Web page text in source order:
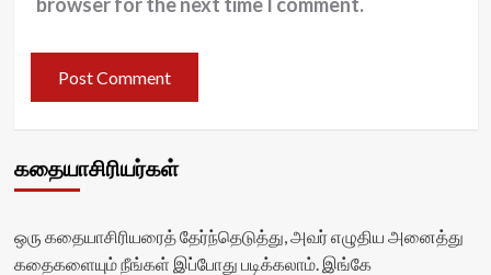
கதையாசிரியர்கள்
ஒரு கதையாசிரியரைத் தேர்ந்தெடுத்து, அவர் எழுதிய அனைத்து
கதைகளையும் நீங்கள் இப்போது படிக்கலாம். இங்கே